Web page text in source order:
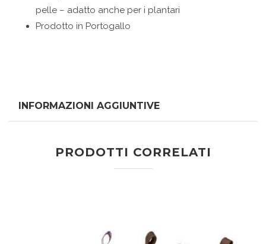
pelle – adatto anche per i plantari
Prodotto in Portogallo
INFORMAZIONI AGGIUNTIVE
PRODOTTI CORRELATI